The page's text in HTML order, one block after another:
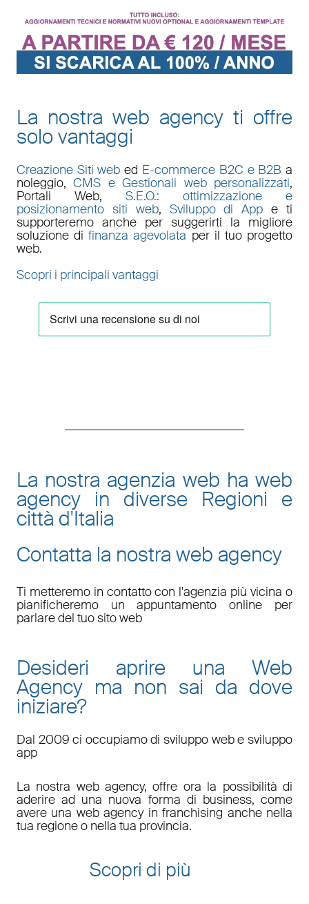
La nostra web agency ti offre
solo vantaggi
Creazione Siti web ed E-commerce B2C e B2B a
noleggio,CMS e Gestionali web personalizzati,
Portali Web,S.E.O.: ottimizzazione e
posizionamento siti web, Sviluppo di App e ti
supporteremo anche per suggerirti la migliore
soluzione difinanza agevolata per il tuo progetto
web.
Scopri i principali vantaggi
La nostra agenzia web ha web
agency in diverse Regioni e
città d'Italia
Contatta la nostra web agency
Ti metteremo in contatto con l'agenzia più vicina o
pianificheremo un appuntamento online per
parlare del tuo sito web
Desideri aprire una Web
Agency ma non sai da dove
iniziare?
Dal 2009 ci occupiamo di sviluppo web e sviluppo
app
La nostra web agency, offre ora la possibilità di
aderire ad una nuova forma di business, come
avere una web agency in franchising anche nella
tua regione o nella tua provincia.
Scopri di più